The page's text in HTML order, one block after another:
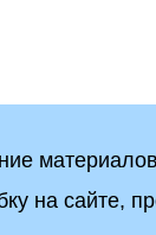
на сайте,